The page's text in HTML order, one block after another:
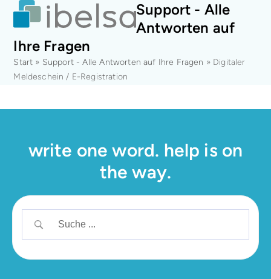
Open
mobile
Close
mobile
Support - Alle
Antworten auf
Ihre Fragen
Start » Support - Alle Antworten auf Ihre Fragen » Digitaler
Meldeschein / E-Registration
write one word. help is on
the way.